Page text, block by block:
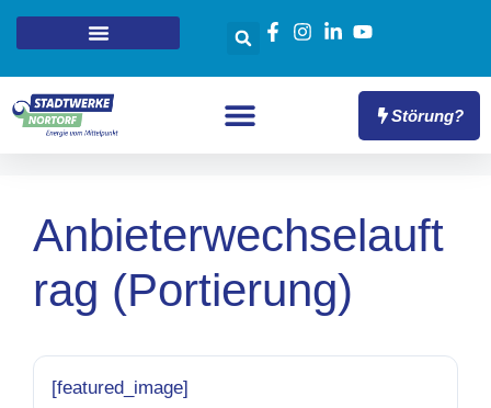
Störung?
Anbieterwechselauft
rag (Portierung)
[featured_image]